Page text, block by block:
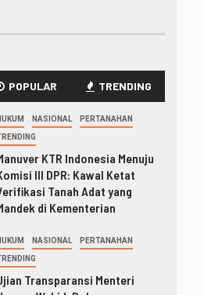
POPULAR TRENDING
NASIONAL PERTANAHAN
KTR Indonesia Menuju
III DPR: Kawal Ketat
Tanah Adat yang
di Kementerian
NASIONAL PERTANAHAN
Transparansi Menteri